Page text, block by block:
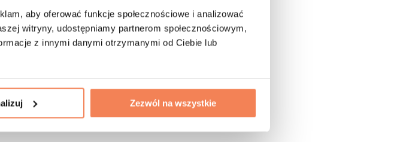
aby oferować funkcje społecznościowe i analizować
witryny, udostępniamy partnerom społecznościowym,
z innymi danymi otrzymanymi od Ciebie lub
Zezwól na wszystkie